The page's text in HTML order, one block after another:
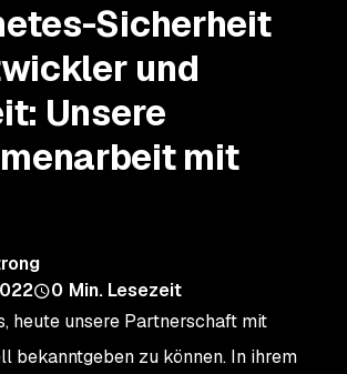
Sicherheit
und
Unsere
mit
0 Min. Lesezeit
heute unsere Partnerschaft mit
bekanntgeben zu können. In ihrem